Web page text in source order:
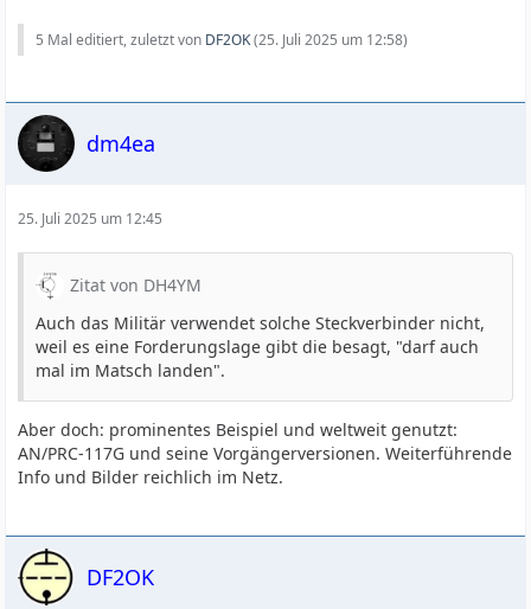
5 Mal editiert, zuletzt von DF2OK(25. Juli 2025 um 12:58)
dm4ea
25. Juli 2025 um 12:45
Zitat von DH4YM
Auch das Militär verwendet solche Steckverbinder nicht,
weil es eine Forderungslage gibt die besagt, "darf auch
mal im Matsch landen".
Aber doch: prominentes Beispiel und weltweit genutzt:
AN/PRC-117G und seine Vorgängerversionen. Weiterführende
Info und Bilder reichlich im Netz.
DF2OK